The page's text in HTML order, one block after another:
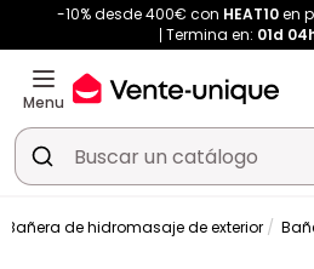
-10% desde 400€ con HEAT10en
Termina en: 01d
Menu
Bañera de hidromasaje de exterior